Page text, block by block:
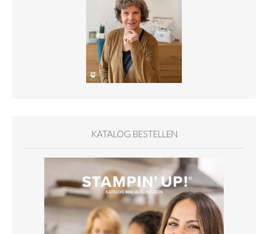
KATALOG BESTELLEN